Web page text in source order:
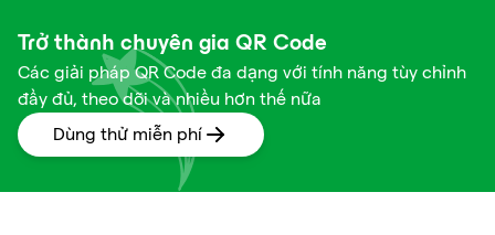
Trở thành chuyên gia QR Code
Các giải pháp QR Code đa dạng với tính năng tùy chỉnh
đầy đủ, theo dõi và nhiều hơn thế nữa
Dùng thử miễn phí